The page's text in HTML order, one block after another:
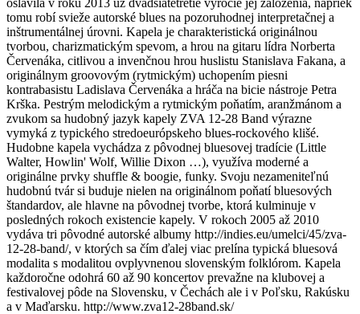
tomu robí svieže autorské blues na pozoruhodnej interpretačnej a
inštrumentálnej úrovni. Kapela je charakteristická originálnou
tvorbou, charizmatickým spevom, a hrou na gitaru lídra Norberta
Červenáka, citlivou a invenčnou hrou huslistu Stanislava Fakana, a
originálnym groovovým (rytmickým) uchopením piesni
kontrabasistu Ladislava Červenáka a hráča na bicie nástroje Petra
Krška. Pestrým melodickým a rytmickým poňatím, aranžmánom a
zvukom sa hudobný jazyk kapely ZVA 12-28 Band výrazne
vymyká z typického stredoeurópskeho blues-rockového klišé.
Hudobne kapela vychádza z pôvodnej bluesovej tradície (Little
Walter, Howlin' Wolf, Willie Dixon …), využíva moderné a
originálne prvky shuffle & boogie, funky. Svoju nezameniteľnú
hudobnú tvár si buduje nielen na originálnom poňatí bluesových
štandardov, ale hlavne na pôvodnej tvorbe, ktorá kulminuje v
posledných rokoch existencie kapely. V rokoch 2005 až 2010
vydáva tri pôvodné autorské albumy http://indies.eu/umelci/45/zva-
12-28-band/, v ktorých sa čím ďalej viac prelína typická bluesová
modalita s modalitou ovplyvnenou slovenským folklórom. Kapela
každoročne odohrá 60 až 90 koncertov prevažne na klubovej a
festivalovej pôde na Slovensku, v Čechách ale i v Poľsku, Rakúsku
a v Maďarsku. http://www.zva12-28band.sk/